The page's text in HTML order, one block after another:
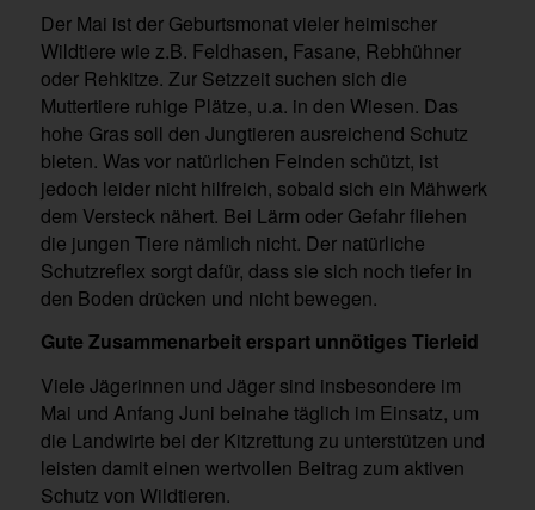
Der Mai ist der Geburtsmonat vieler heimischer
Wildtiere wie z.B. Feldhasen, Fasane, Rebhühner
oder Rehkitze. Zur Setzzeit suchen sich die
Muttertiere ruhige Plätze, u.a. in den Wiesen. Das
hohe Gras soll den Jungtieren ausreichend Schutz
bieten. Was vor natürlichen Feinden schützt, ist
jedoch leider nicht hilfreich, sobald sich ein Mähwerk
dem Versteck nähert. Bei Lärm oder Gefahr fliehen
die jungen Tiere nämlich nicht. Der natürliche
Schutzreflex sorgt dafür, dass sie sich noch tiefer in
den Boden drücken und nicht bewegen.
Gute Zusammenarbeit erspart unnötiges Tierleid
Viele Jägerinnen und Jäger sind insbesondere im
Mai und Anfang Juni beinahe täglich im Einsatz, um
die Landwirte bei der Kitzrettung zu unterstützen und
leisten damit einen wertvollen Beitrag zum aktiven
Schutz von Wildtieren.